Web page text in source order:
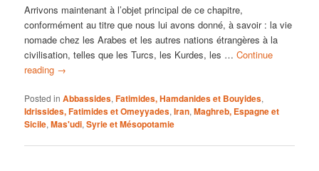
Arrivons maintenant à l’objet principal de ce chapitre,
conformément au titre que nous lui avons donné, à savoir : la vie
nomade chez les Arabes et les autres nations étrangères à la
civilisation, telles que les Turcs, les Kurdes, les …Continue
reading →
Posted in Abbassides,Fatimides, Hamdanides et Bouyides,
Idrissides, Fatimides et Omeyyades,Iran,Maghreb, Espagne et
Sicile,Mas'udi,Syrie et Mésopotamie